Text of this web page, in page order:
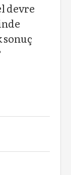
devre
sonuç